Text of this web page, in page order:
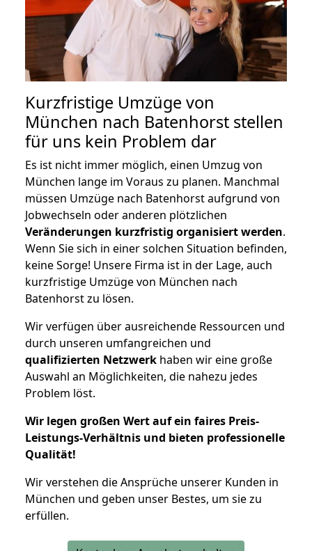
Kurzfristige Umzüge von
München nach Batenhorst stellen
für uns kein Problem dar
Es ist nicht immer möglich, einen Umzug von
München lange im Voraus zu planen. Manchmal
müssen Umzüge nach Batenhorst aufgrund von
Jobwechseln oder anderen plötzlichen
Veränderungen kurzfristig organisiert werden.
Wenn Sie sich in einer solchen Situation befinden,
keine Sorge! Unsere Firma ist in der Lage, auch
kurzfristige Umzüge von München nach
Batenhorst zu lösen.
Wir verfügen über ausreichende Ressourcen und
durch unseren umfangreichen und
qualifizierten Netzwerk haben wir eine große
Auswahl an Möglichkeiten, die nahezu jedes
Problem löst.
Wir legen großen Wert auf ein faires Preis-
Leistungs-Verhältnis und bieten professionelle
Qualität!
Wir verstehen die Ansprüche unserer Kunden in
München und geben unser Bestes, um sie zu
erfüllen.